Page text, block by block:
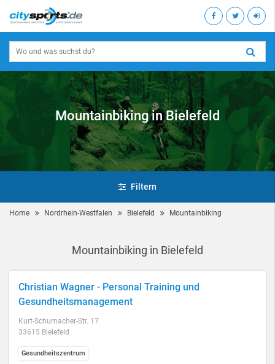
Mountainbiking in Bielefeld
Filtern
Home Nordrhein-Westfalen Bielefeld Mountainbiking
Mountainbiking in Bielefeld
Christian Wagner - Personal Training und
Gesundheitsmanagement
Kurt-Schumacher-Str. 17
33615 Bielefeld
Gesundheitszentrum